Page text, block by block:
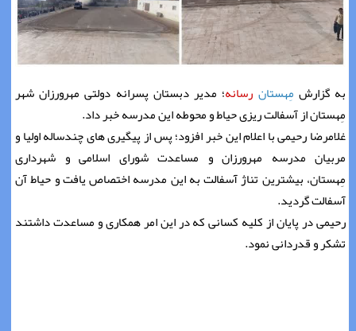
به گزارش مِهستان رسانه؛ مدیر دبستان پسرانه دولتی مهرورزان شهر
مِهستان از آسفالت ریزی حیاط و محوطه این مدرسه خبر داد.
غلامرضا رحیمی با اعلام این خبر افزود؛ پس از پیگیری های چندساله اولیا و
مربیان مدرسه مهرورزان و مساعدت شورای اسلامی و شهرداری
مِهستان، بیشترین تناژ آسفالت به این مدرسه اختصاص یافت و حیاط آن
آسفالت گردید.
رحیمی در پایان از کلیه کسانی که در این امر همکاری و مساعدت داشتند
تشکر و قدردانی نمود.